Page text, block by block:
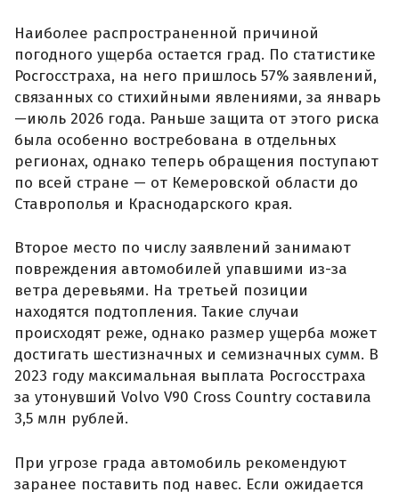
Наиболее распространенной причиной
погодного ущерба остается град. По статистике
Росгосстраха, на него пришлось 57% заявлений,
связанных со стихийными явлениями, за январь
—июль 2026 года. Раньше защита от этого риска
была особенно востребована в отдельных
регионах, однако теперь обращения поступают
по всей стране — от Кемеровской области до
Ставрополья и Краснодарского края.
Второе место по числу заявлений занимают
повреждения автомобилей упавшими из-за
ветра деревьями. На третьей позиции
находятся подтопления. Такие случаи
происходят реже, однако размер ущерба может
достигать шестизначных и семизначных сумм. В
2023 году максимальная выплата Росгосстраха
за утонувший Volvo V90 Cross Country составила
3,5 млн рублей.
При угрозе града автомобиль рекомендуют
заранее поставить под навес. Если ожидается